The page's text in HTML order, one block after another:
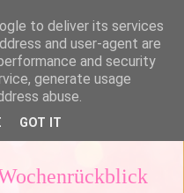
to deliver its services
and user-agent are
and security
generate usage
abuse.
GOT IT